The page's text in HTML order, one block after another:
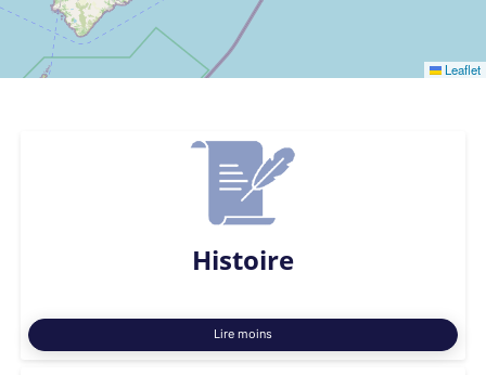
Leaflet
Histoire
Lire moins